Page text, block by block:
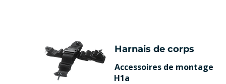
Harnais de corps
Accessoires de montage
H1a